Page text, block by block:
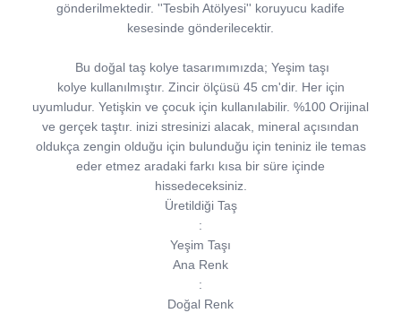
gönderilmektedir. ''Tesbih Atölyesi'' koruyucu kadife
kesesinde gönderilecektir.
Bu doğal taş kolye tasarımımızda; Yeşim taşı
kolye kullanılmıştır. Zincir ölçüsü 45 cm'dir. Her için
uyumludur. Yetişkin ve çocuk için kullanılabilir. %100 Orijinal
ve gerçek taştır. inizi stresinizi alacak, mineral açısından
oldukça zengin olduğu için bulunduğu için teniniz ile temas
eder etmez aradaki farkı kısa bir süre içinde
hissedeceksiniz.
Üretildiği Taş
:
Yeşim Taşı
Ana Renk
:
Doğal Renk